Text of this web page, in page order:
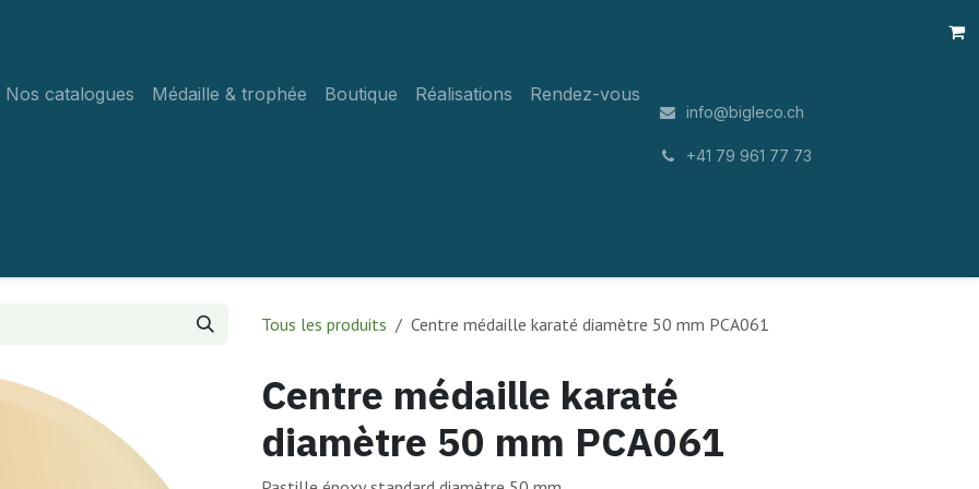
Nos catalogues Médaille & trophée Boutique Réalisations Rendez-vous
info@bigleco.ch
+41 79 961 77 73
Tous les produits Centre médaille karaté diamètre 50 mm PCA061
Centre médaille karaté
diamètre 50 mm PCA061